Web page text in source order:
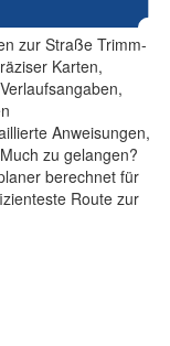
zur Straße Trimm-
Karten,
Anweisungen,
zu gelangen?
berechnet für
Route zur